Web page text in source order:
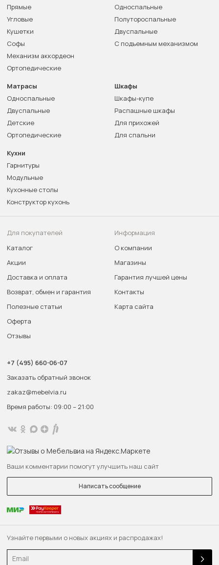
Узнайте первыми о новых акциях и распродажах!
Email
Прямые
Угловые
Кушетки
Софы
Механизм аккордеон
Ортопедические
Односпальные
Полутороспальные
Двуспальные
С подъемным механизмом
Матрасы
Односпальные
Двуспальные
Детские
Ортопедические
Шкафы
Шкафы-купе
Распашные шкафы
Для прихожей
Для спальни
Кухни
Гарнитуры
Модульные
Кухонные столы
Конструктор кухонь
Для покупателей
Каталог
Акции
Доставка и оплата
Возврат, обмен и гарантия
Полезные статьи
Оферта
Отзывы
Информация
О компании
Магазины
Гарантия лучшей цены
Контакты
Карта сайта
+7 (495) 660-06-07
Заказать обратный звонок
zakaz@mebelvia.ru
Время работы: 09:00 – 21:00
Ваши комментарии помогут улучшить наш сайт
Написать сообщение